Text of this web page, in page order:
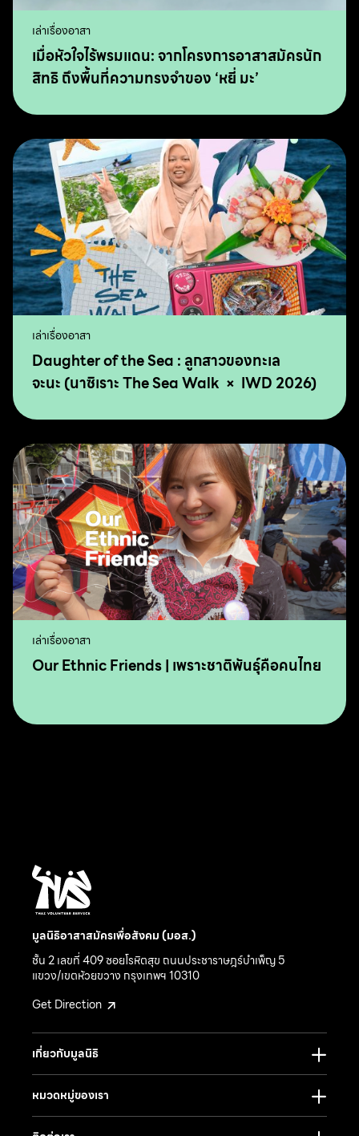
เล่าเรื่องอาสา
เมื่อหัวใจไร้พรมแดน: จากโครงการอาสาสมัครนัก
สิทธิ ถึงพื้นที่ความทรงจำของ ‘หยี่ มะ’
เล่าเรื่องอาสา
Daughter of the Sea : ลูกสาวของทะเล
จะนะ (นาซิเราะ The Sea Walk × IWD 2026)
เล่าเรื่องอาสา
Our Ethnic Friends | เพราะชาติพันธุ์คือคนไทย
มูลนิธิอาสาสมัครเพื่อสังคม (มอส.)
ชั้น 2 เลขที่ 409 ซอยโรหิตสุข ถนนประชาราษฎร์บำเพ็ญ 5
แขวง/เขตห้วยขวาง กรุงเทพฯ 10310
Get Direction
เกี่ยวกับมูลนิธิ
หมวดหมู่ของเรา